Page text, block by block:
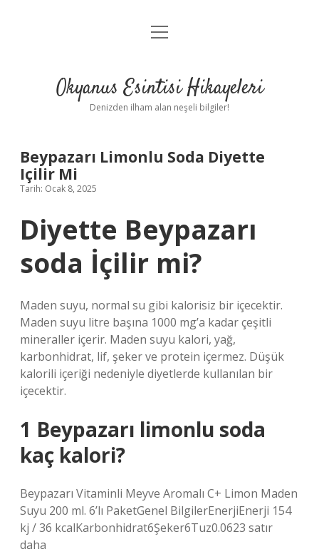
Anasayfa
Yasal Uyarı
menüyü
Okyanus Esintisi Hikayeleri
Denizden ilham alan neşeli bilgiler!
Beypazarı Limonlu Soda Diyette
Içilir Mi
Tarih: Ocak 8, 2025
Diyette Beypazarı
soda İçilir mi?
Maden suyu, normal su gibi kalorisiz bir içecektir.
Maden suyu litre başına 1000 mg’a kadar çeşitli
mineraller içerir. Maden suyu kalori, yağ,
karbonhidrat, lif, şeker ve protein içermez. Düşük
kalorili içeriği nedeniyle diyetlerde kullanılan bir
içecektir.
1 Beypazarı limonlu soda
kaç kalori?
Beypazarı Vitaminli Meyve Aromalı C+ Limon Maden
Suyu 200 ml. 6’lı PaketGenel BilgilerEnerjiEnerji 154
kj / 36 kcalKarbonhidrat6Şeker6Tuz0.0623 satır
daha